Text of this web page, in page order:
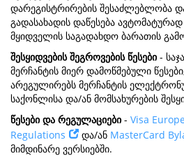
დარეგისტრირების შესაძლებლობა
გადასახადის დაწესება
მყიდველის საგადახდო ბარათის
შესყიდვების შეგროვების წესები -
მერჩანტის მიერ დამოწმებული
არეგულირებს მერჩანტის
საქონლისა და/ან მომსახურების
წესები და რეგულაციები - Visa
Regulations
და/ან MasterCard
მიმდინარე ვერსიებში.